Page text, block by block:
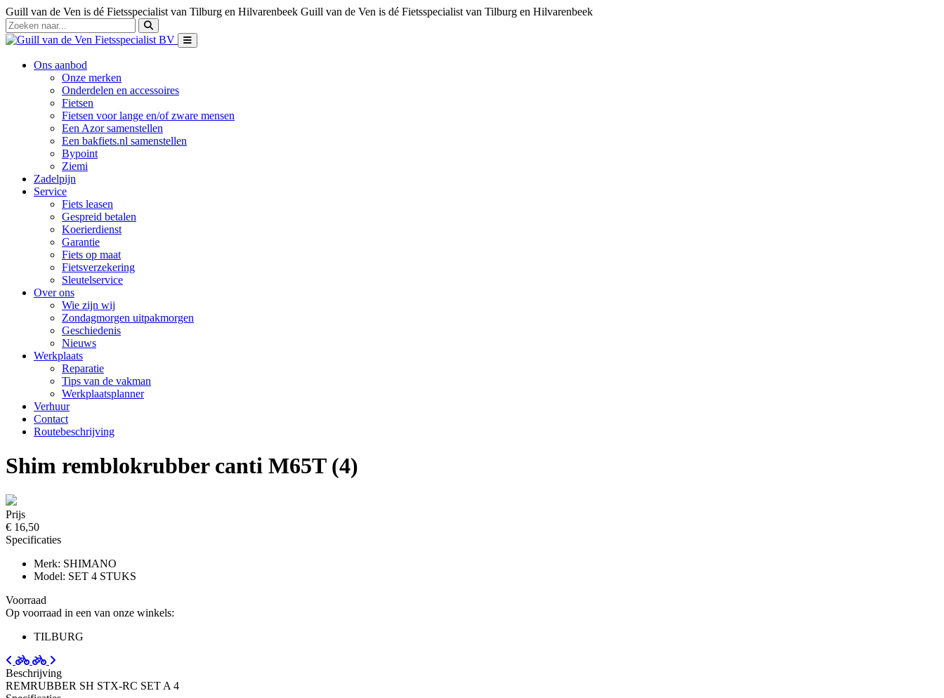
Guill van de Ven is dé Fietsspecialist van Tilburg en Hilvarenbeek Guill van de Ven is dé Fietsspecialist van Tilburg en Hilvarenbeek
Ons aanbod
Onze merken
Onderdelen en accessoires
Fietsen
Fietsen voor lange en/of zware mensen
Een Azor samenstellen
Een bakfiets.nl samenstellen
Bypoint
Ziemi
Zadelpijn
Service
Fiets leasen
Gespreid betalen
Koerierdienst
Garantie
Fiets op maat
Fietsverzekering
Sleutelservice
Over ons
Wie zijn wij
Zondagmorgen uitpakmorgen
Geschiedenis
Nieuws
Werkplaats
Reparatie
Tips van de vakman
Werkplaatsplanner
Verhuur
Contact
Routebeschrijving
Shim remblokrubber canti M65T (4)
Prijs
€ 16,50
Specificaties
Merk: SHIMANO
Model: SET 4 STUKS
Voorraad
Op voorraad in een van onze winkels:
TILBURG
Beschrijving
REMRUBBER SH STX-RC SET A 4